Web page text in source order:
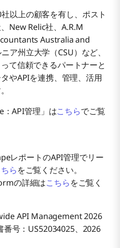
以上の顧客を有し、ポスト
New Relic社、A.R.M
Australia and
ア州立大学（CSU）など、
て信頼できるパートナーと
やAPIを連携、管理、活用
API管理」はこちらでご覧
レポートのAPI管理でリー
らをご覧ください。
の詳細はこちらをご覧く
API Management 2026
号：US52034025、2026